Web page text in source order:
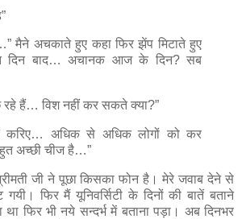
मैने अचकाते हुए कहा फिर झेंप मिटाते हुए
दिन बाद… अचानक आज के दिन? सब
रहे हैं… विश नहीं कर सकते क्या?”
करिए… अधिक से अधिक लोगों को कर
अच्छी चीज है…”
जी ने पूछा किसका फोन है। मेरे जवाब देने से
फिर मैं यूनिवर्सिटी के दिनों की बातें बताने
फिर भी नये सन्दर्भ में बताना पड़ा। अब दिनभर